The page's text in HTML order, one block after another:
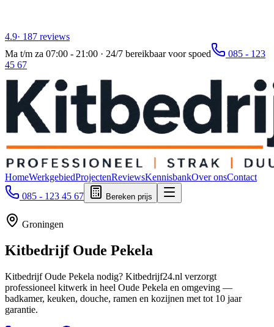
4.9· 187 reviews
Ma t/m za 07:00 - 21:00 · 24/7 bereikbaar voor spoed
085 - 123
45 67
HomeWerkgebiedProjectenReviewsKennisbankOver onsContact
085 - 123 45 67
Bereken prijs
Groningen
Kitbedrijf Oude Pekela
Kitbedrijf Oude Pekela nodig? Kitbedrijf24.nl verzorgt
professioneel kitwerk in heel Oude Pekela en omgeving —
badkamer, keuken, douche, ramen en kozijnen met tot 10 jaar
garantie.